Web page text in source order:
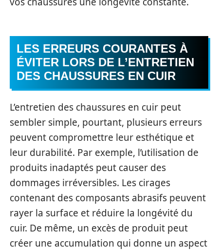
LES ERREURS COURANTES À
ÉVITER LORS DE L’ENTRETIEN
DES CHAUSSURES EN CUIR
L’entretien des chaussures en cuir peut
sembler simple, pourtant, plusieurs erreurs
peuvent compromettre leur esthétique et
leur durabilité. Par exemple, l’utilisation de
produits inadaptés peut causer des
dommages irréversibles. Les cirages
contenant des composants abrasifs peuvent
rayer la surface et réduire la longévité du
cuir. De même, un excès de produit peut
créer une accumulation qui donne un aspect